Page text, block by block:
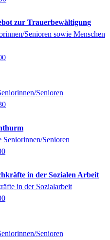
zur Trauerbewältigung
Senioren sowie Menschen
Senioren
Senioren
in der Sozialen Arbeit
in der Sozialarbeit
Senioren